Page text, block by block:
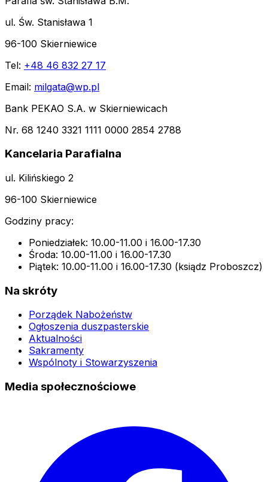
ul. Św. Stanisława 1
96-100 Skierniewice
Tel: +48 46 832 27 17
Email: milgata@wp.pl
Bank PEKAO S.A. w Skierniewicach
Nr. 68 1240 3321 1111 0000 2854 2788
Kancelaria Parafialna
ul. Kilińskiego 2
96-100 Skierniewice
Godziny pracy:
Poniedziałek: 10.00-11.00 i 16.00-17.30
Środa: 10.00-11.00 i 16.00-17.30
Piątek: 10.00-11.00 i 16.00-17.30 (ksiądz Proboszcz)
Na skróty
Porządek Nabożeństw
Ogłoszenia duszpasterskie
Aktualności
Sakramenty
Wspólnoty i Stowarzyszenia
Media społecznościowe